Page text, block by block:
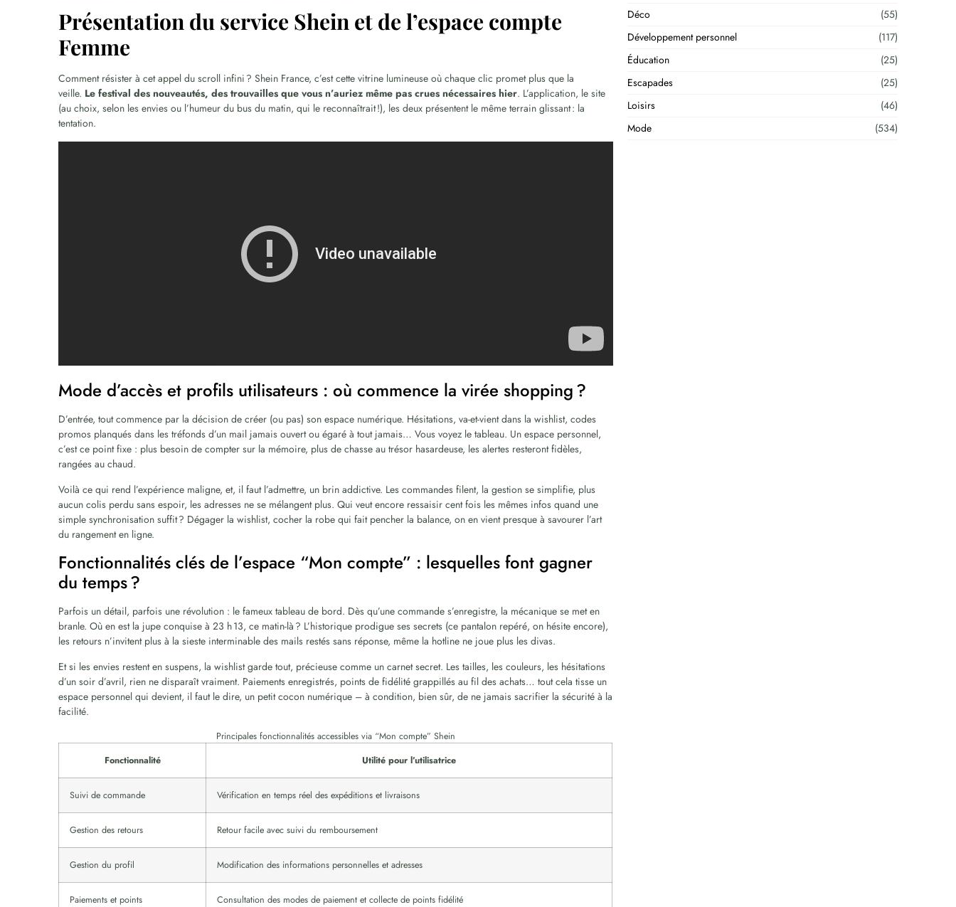
Déco
(55)
Développement personnel
(117)
Éducation
(25)
Escapades
(25)
Loisirs
(46)
Mode
(534)
Présentation du service Shein et de l’espace compte
Femme
Comment résister à cet appel du scroll infini ? Shein France, c’est cette vitrine lumineuse où chaque clic promet plus que la
veille. Le festival des nouveautés, des trouvailles que vous n’auriez même pas crues nécessaires hier. L’application, le site
(au choix, selon les envies ou l’humeur du bus du matin, qui le reconnaîtrait !), les deux présentent le même terrain glissant : la
tentation.
Mode d’accès et profils utilisateurs : où commence la virée shopping ?
D’entrée, tout commence par la décision de créer (ou pas) son espace numérique. Hésitations, va-et-vient dans la wishlist, codes
promos planqués dans les tréfonds d’un mail jamais ouvert ou égaré à tout jamais… Vous voyez le tableau. Un espace personnel,
c’est ce point fixe : plus besoin de compter sur la mémoire, plus de chasse au trésor hasardeuse, les alertes resteront fidèles,
rangées au chaud.
Voilà ce qui rend l’expérience maligne, et, il faut l’admettre, un brin addictive. Les commandes filent, la gestion se simplifie, plus
aucun colis perdu sans espoir, les adresses ne se mélangent plus. Qui veut encore ressaisir cent fois les mêmes infos quand une
simple synchronisation suffit ? Dégager la wishlist, cocher la robe qui fait pencher la balance, on en vient presque à savourer l’art
du rangement en ligne.
Fonctionnalités clés de l’espace “Mon compte” : lesquelles font gagner
du temps ?
Parfois un détail, parfois une révolution : le fameux tableau de bord. Dès qu’une commande s’enregistre, la mécanique se met en
branle. Où en est la jupe conquise à 23 h 13, ce matin-là ? L’historique prodigue ses secrets (ce pantalon repéré, on hésite encore),
les retours n’invitent plus à la sieste interminable des mails restés sans réponse, même la hotline ne joue plus les divas.
Et si les envies restent en suspens, la wishlist garde tout, précieuse comme un carnet secret. Les tailles, les couleurs, les hésitations
d’un soir d’avril, rien ne disparaît vraiment. Paiements enregistrés, points de fidélité grappillés au fil des achats… tout cela tisse un
espace personnel qui devient, il faut le dire, un petit cocon numérique – à condition, bien sûr, de ne jamais sacrifier la sécurité à la
facilité.
Principales fonctionnalités accessibles via “Mon compte” Shein
Fonctionnalité
Utilité pour l’utilisatrice
Suivi de commande Vérification en temps réel des expéditions et livraisons
Gestion des retours Retour facile avec suivi du remboursement
Gestion du profil Modification des informations personnelles et adresses
Paiements et points Consultation des modes de paiement et collecte de points fidélité